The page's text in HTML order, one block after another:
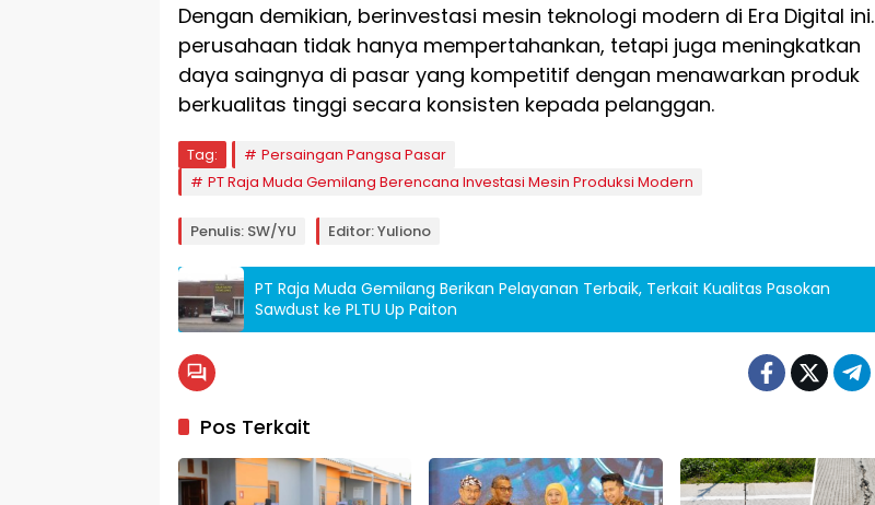
Dengan demikian, berinvestasi mesin teknologi modern di Era Digital ini.
perusahaan tidak hanya mempertahankan, tetapi juga meningkatkan
daya saingnya di pasar yang kompetitif dengan menawarkan produk
berkualitas tinggi secara konsisten kepada pelanggan.
Tag:
Persaingan Pangsa Pasar
PT Raja Muda Gemilang Berencana Investasi Mesin Produksi Modern
Penulis: SW/YU Editor: Yuliono
PT Raja Muda Gemilang Berikan Pelayanan Terbaik, Terkait Kualitas Pasokan
Sawdust ke PLTU Up Paiton
Pos Terkait